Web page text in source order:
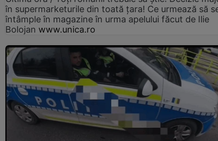
în supermarketurile din toată țara! Ce urmează să
întâmple în magazine în urma apelului făcut de Ilie
Bolojan www.unica.ro